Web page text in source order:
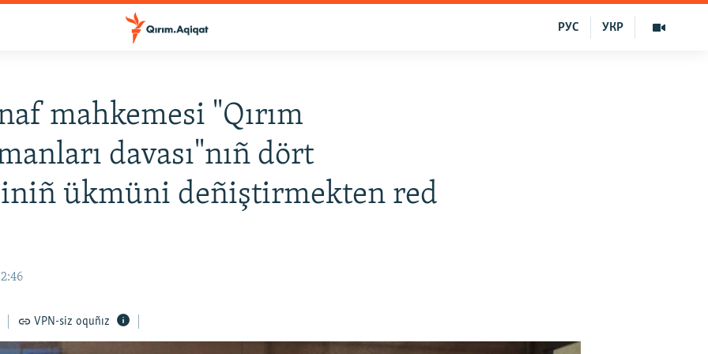
УКР
РУС
mahkemesi "Qırım
davası"nıñ dört
ükmüni deñiştirmekten red
VPN-siz oquñız